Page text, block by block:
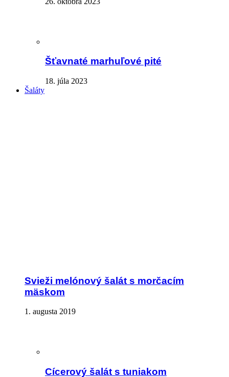
Šťavnaté marhuľové pité
18. júla 2023
Šaláty
Svieži melónový šalát s morčacím
mäskom
1. augusta 2019
Cícerový šalát s tuniakom